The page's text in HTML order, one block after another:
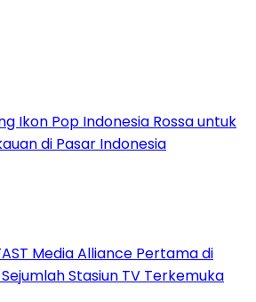
Ikon Pop Indonesia Rossa untuk
di Pasar Indonesia
Media Alliance Pertama di
Stasiun TV Terkemuka